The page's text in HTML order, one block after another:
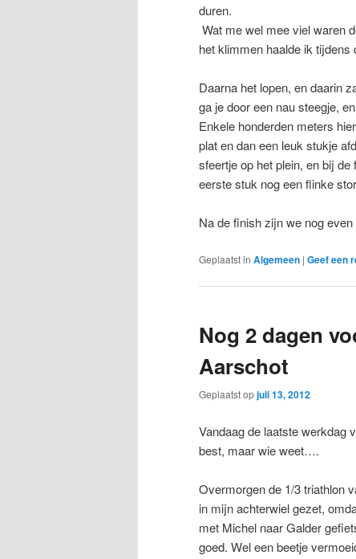
duren.
Wat me wel mee viel waren
het klimmen haalde ik tijdens
Daarna het lopen, en daarin
ga je door een nau steegje,
Enkele honderden meters
plat en dan een leuk stukje
sfeertje op het plein, en bij
eerste stuk nog een flinke
Na de finish zijn we nog
Geplaatst in Algemeen | Geef een
Nog 2 dagen
Aarschot
Geplaatst opjuli 13, 2012
Vandaag de laatste werkdag
best, maar wie weet….
Overmorgen de 1/3 triathlon
in mijn achterwiel gezet,
met Michel naar Galder
goed. Wel een beetje